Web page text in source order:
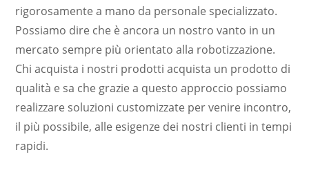
rigorosamente a mano da personale specializzato.
Possiamo dire che è ancora un nostro vanto in un
mercato sempre più orientato alla robotizzazione.
Chi acquista i nostri prodotti acquista un prodotto di
qualità e sa che grazie a questo approccio possiamo
realizzare soluzioni customizzate per venire incontro,
il più possibile, alle esigenze dei nostri clienti in tempi
rapidi.